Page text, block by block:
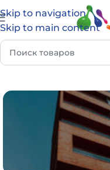
Skip to navigation
Skip to main content
Тонирующие составы